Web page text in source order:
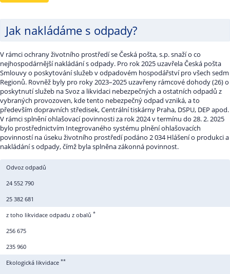
Jak nakládáme s odpady?
V rámci ochrany životního prostředí se Česká pošta, s.p. snaží o co
nejhospodárnější nakládání s odpady. Pro rok 2025 uzavřela Česká pošta
Smlouvy o poskytování služeb v odpadovém hospodářství pro všech sedm
Regionů. Rovněž byly pro roky 2023–2025 uzavřeny rámcové dohody (26) o
poskytnutí služeb na Svoz a likvidaci nebezpečných a ostatních odpadů z
vybraných provozoven, kde tento nebezpečný odpad vzniká, a to
především dopravních středisek, Centrální tiskárny Praha, DSPU, DEP apod.
V rámci splnění ohlašovací povinnosti za rok 2024 v termínu do 28. 2. 2025
bylo prostřednictvím Integrovaného systému plnění ohlašovacích
povinností na úseku životního prostředí podáno 2 034 Hlášení o produkci a
nakládání s odpady, čímž byla splněna zákonná povinnost.
Odvoz odpadů
24 552 790
25 382 681
z toho likvidace odpadu z obalů *
256 675
235 960
Ekologická likvidace **